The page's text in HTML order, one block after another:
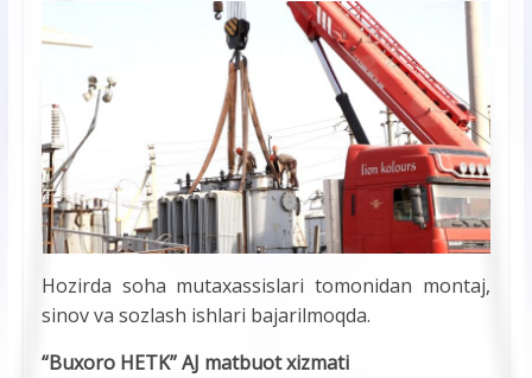
Hozirda soha mutaxassislari tomonidan montaj,
sinov va sozlash ishlari bajarilmoqda.
“Buxoro HETK” AJ matbuot xizmati